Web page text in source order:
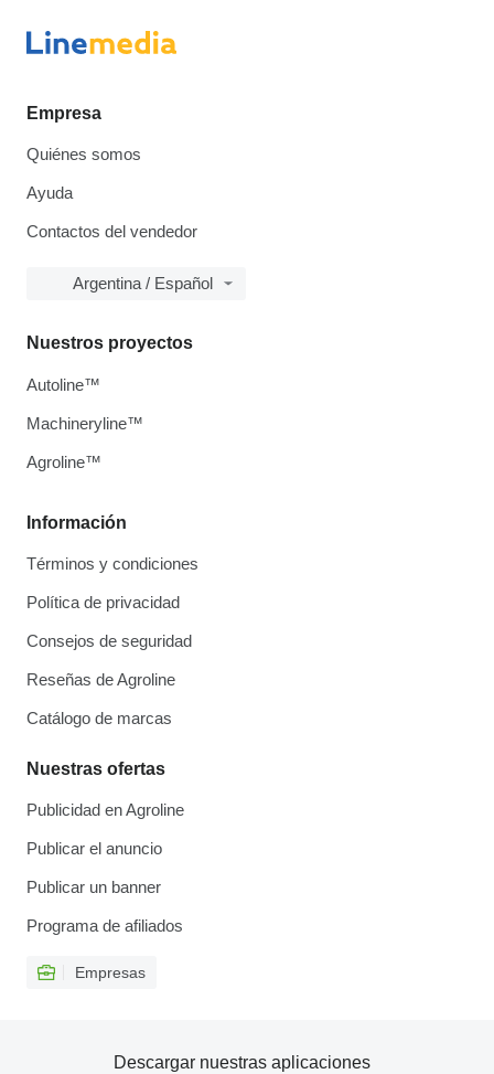
Empresa
Quiénes somos
Ayuda
Contactos del vendedor
Argentina / Español
Información
Términos y condiciones
Política de privacidad
Consejos de seguridad
Reseñas de Agroline
Catálogo de marcas
Nuestras ofertas
Publicidad en Agroline
Publicar el anuncio
Publicar un banner
Programa de afiliados
Empresas
Nuestros proyectos
Autoline™
Machineryline™
Agroline™
Descargar nuestras aplicaciones